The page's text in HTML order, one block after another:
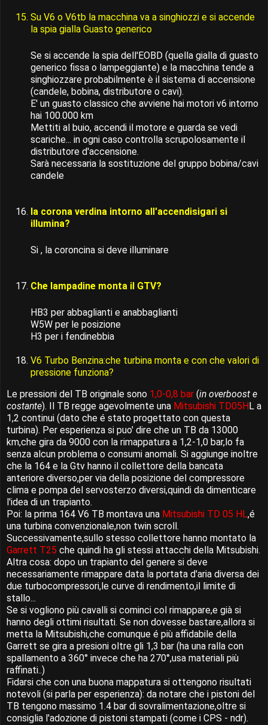
Su V6 o V6tb la macchina va a singhiozzi e si accende
la spia gialla Guasto generico
Se si accende la spia dell'EOBD (quella gialla di guasto
generico fissa o lampeggiante) e la macchina tende a
singhiozzare probabilmente è il sistema di accensione
(candele, bobina, distributore o cavi).
E' un guasto classico che avviene hai motori v6 intorno
hai 100.000 km
Mettiti al buio, accendi il motore e guarda se vedi
scariche... in ogni caso controlla scrupolosamente il
distributore d'accensione.
Sarà necessaria la sostituzione del gruppo bobina/cavi
candele
la corona verdina intorno all'accendisigari si
illumina?
Si , la coroncina si deve illuminare
Che lampadine monta il GTV?
HB3 per abbaglianti e anabbaglianti
W5W per le posizione
H3 per i fendinebbia
V6 Turbo Benzina:che turbina monta e con che valori di
pressione funziona?
Le pressioni del TB originale sono 1,0-0,8 bar (in overboost e
costante). Il TB regge agevolmente una Mitsubishi TD05HL a
1,2 continui (dato che é stato progettato con questa
turbina). Per esperienza si puo' dire che un TB da 13000
km,che gira da 9000 con la rimappatura a 1,2-1,0 bar,lo fa
senza alcun problema o consumi anomali. Si aggiunge inoltre
che la 164 e la Gtv hanno il collettore della bancata
anteriore diverso,per via della posizione del compressore
clima e pompa del servosterzo diversi,quindi da dimenticare
l'idea di un trapianto.
Poi: la prima 164 V6 TB montava una Mitsubishi TD 05 HL,é
una turbina convenzionale,non twin scroll.
Successivamente,sullo stesso collettore hanno montato la
Garrett T25 che quindi ha gli stessi attacchi della Mitsubishi.
Altra cosa: dopo un trapianto del genere si deve
necessariamente rimappare data la portata d'aria diversa dei
due turbocompressori,le curve di rendimento,il limite di
stallo...
Se si vogliono più cavalli si cominci col rimappare,e già si
hanno degli ottimi risultati. Se non dovesse bastare,allora si
metta la Mitsubishi,che comunque é più affidabile della
Garrett se gira a presioni oltre gli 1,3 bar (ha una ralla con
spallamento a 360° invece che ha 270°,usa materiali più
raffinati..)
Fidarsi che con una buona mappatura si ottengono risultati
notevoli (si parla per esperienza): da notare che i pistoni del
TB tengono massimo 1.4 bar di sovralimentazione,oltre si
consiglia l'adozione di pistoni stampati (come i CPS - ndr).